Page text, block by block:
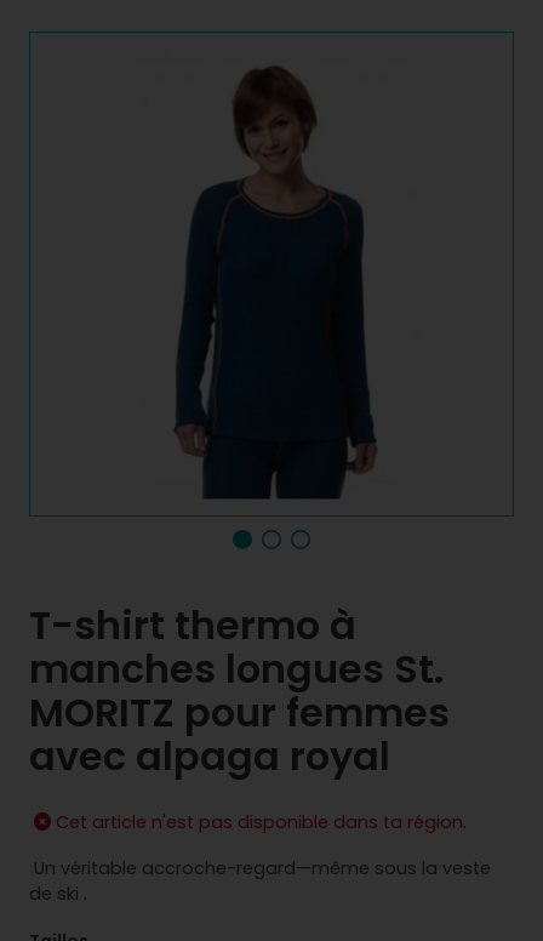
T-shirt thermo à
manches longues St.
MORITZ pour femmes
avec alpaga royal
Cet article n'est pas disponible dans ta région.
Un véritable accroche-regard—même sous la veste
de ski .